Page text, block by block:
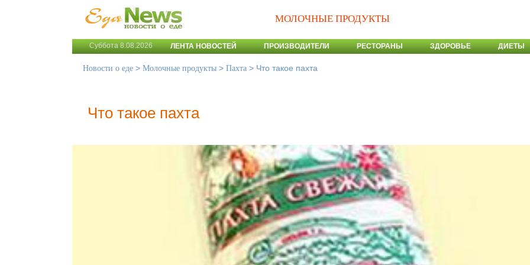
МОЛОЧНЫЕ ПРОДУКТЫ
Суббота 8.08.2026 ЛЕНТА НОВОСТЕЙ ПРОИЗВОДИТЕЛИ РЕСТОРАНЫ ЗДОРОВЬЕ ДИЕТЫ
Новости о еде > Молочные продукты > Пахта > Что такое пахта
Что такое пахта